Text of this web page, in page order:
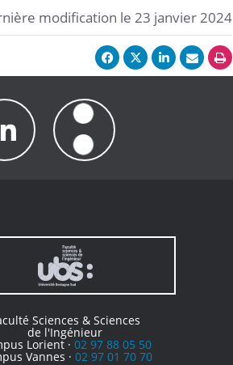
modification le 23 janvier 2024
Sciences & Sciences
de l'Ingénieur
Lorient · 02 97 88 05 50
Vannes · 02 97 01 70 70